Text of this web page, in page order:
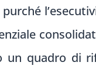
quadro di